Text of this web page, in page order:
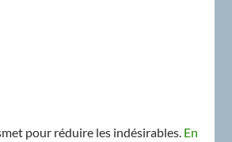
pour réduire les indésirables. En